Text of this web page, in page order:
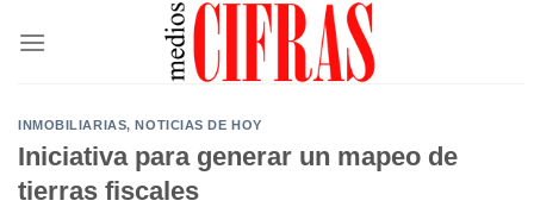
INMOBILIARIAS,NOTICIAS DE HOY
Iniciativa para generar un mapeo de
tierras fiscales